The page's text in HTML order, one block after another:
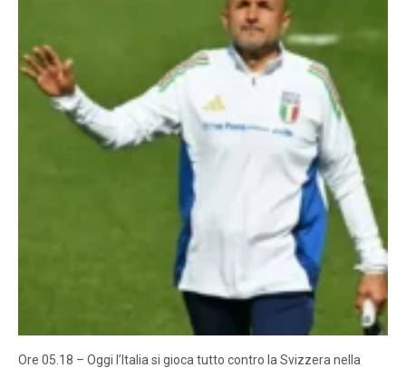
Ore 05.18 – Oggi l’Italia si gioca tutto contro la Svizzera nella